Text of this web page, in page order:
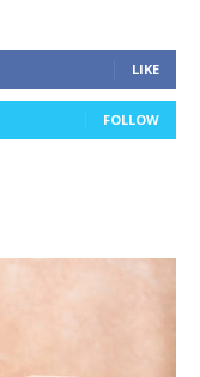
LIKE
FOLLOW